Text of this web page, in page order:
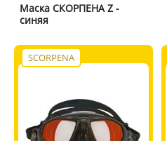
Маска СКОРПЕНА Z -
синяя
SCORPENA